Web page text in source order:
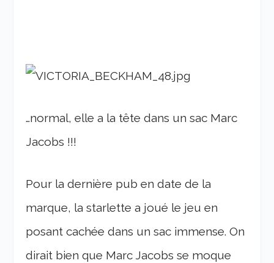
…normal, elle a la tête dans un sac Marc
Jacobs !!!
Pour la dernière pub en date de la
marque, la starlette a joué le jeu en
posant cachée dans un sac immense. On
dirait bien que Marc Jacobs se moque